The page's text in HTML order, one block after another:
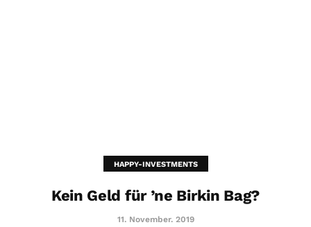
HAPPY-INVESTMENTS
Kein Geld für ’ne Birkin Bag?
11. November. 2019